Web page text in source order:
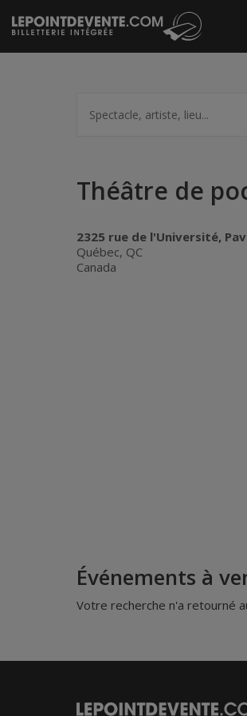
Passer
au
contenu
artiste,
lieu...
Théâtre de
2325 rue de l'Université,
Québec, QC
Canada
Événements à
Votre recherche n'a retourné